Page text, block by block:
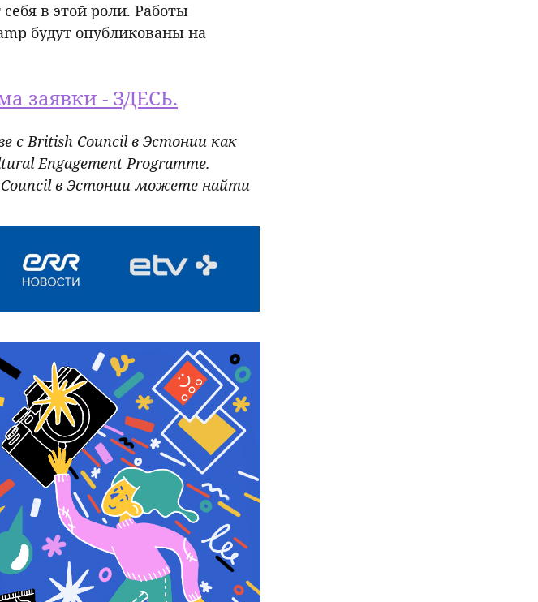
в этой роли. Работы
будут опубликованы на
заявки - ЗДЕСЬ.
с British Council в Эстонии как
Engagement Programme.
в Эстонии можете найти